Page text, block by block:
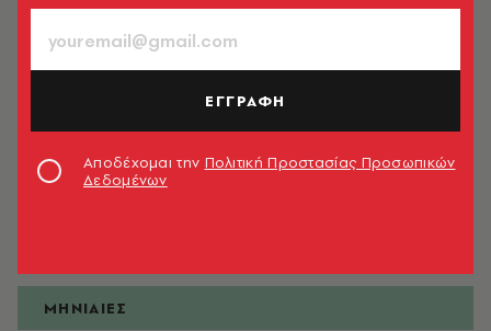
ΠΡΟΒΛΕΨΕΙΣ
ΗΜΕΡΗΣΙΕΣ
ΜΗΝΙΑΙΕΣ
ΕΓΓΡΑΦΗ
Αποδέχομαι την Πολιτική Προστασίας Προσωπικών
Δεδομένων